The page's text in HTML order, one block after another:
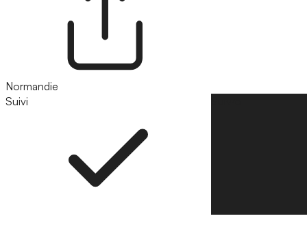
Normandie
Suivi